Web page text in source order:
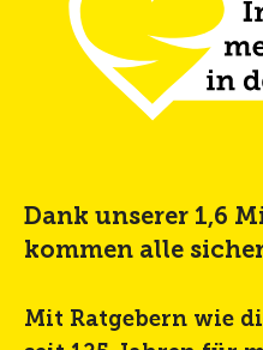
Dank unserer 1,6
kommen alle
Mit Ratgebern wie